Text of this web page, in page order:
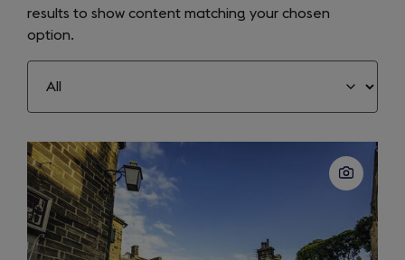
results to show content matching your chosen
option.
Slide
1
of
50